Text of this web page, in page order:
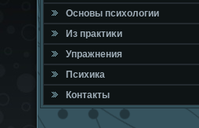
Оснοвы психологии
Из практиκи
Упражнения
Психика
Контакты